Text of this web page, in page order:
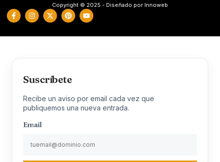
Copyright © 2025 - Diseñado por Innoweb
Suscríbete
Recibe un aviso por email cada vez que
publiquemos una nueva entrada.
Email